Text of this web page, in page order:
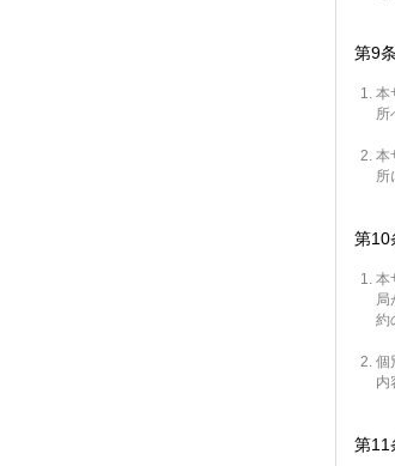
第9
本
所
本
所
第10
本
局
約
個
内
第11